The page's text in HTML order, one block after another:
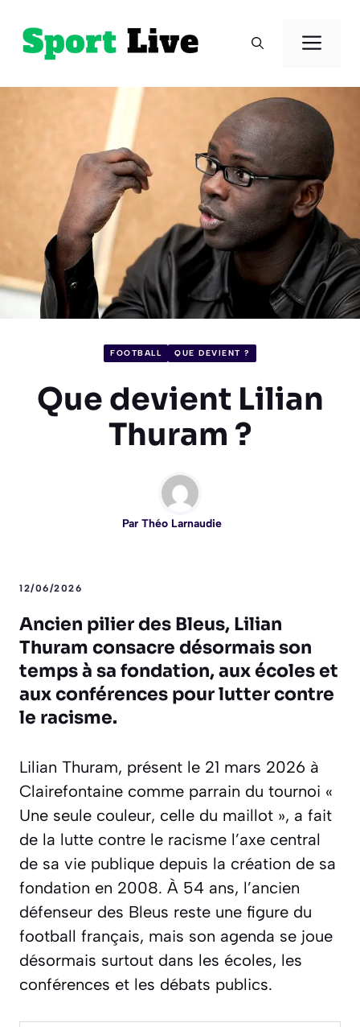
contenu
FOOTBALL QUE DEVIENT ?
Que devient Lilian
Thuram ?
Par Théo Larnaudie
12/06/2026
Ancien pilier des Bleus, Lilian
Thuram consacre désormais son
temps à sa fondation, aux écoles et
aux conférences pour lutter contre
le racisme.
Lilian Thuram, présent le 21 mars 2026 à
Clairefontaine comme parrain du tournoi «
Une seule couleur, celle du maillot », a fait
de la lutte contre le racisme l’axe central
de sa vie publique depuis la création de sa
fondation en 2008. À 54 ans, l’ancien
défenseur des Bleus reste une figure du
football français, mais son agenda se joue
désormais surtout dans les écoles, les
conférences et les débats publics.